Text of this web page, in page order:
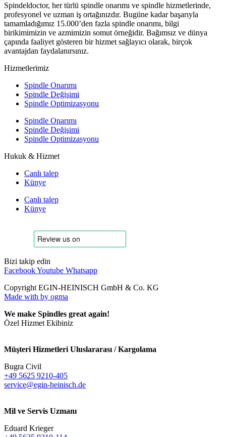
Spindeldoctor, her türlü spindle onarımı ve spindle hizmetlerinde,
profesyonel ve uzman iş ortağınızdır. Bugüne kadar başarıyla
tamamladığımız 15.000’den fazla spindle onarımı, bilgi
birikimimizin ve azmimizin somut örneğidir. Bağımsız ve dünya
çapında faaliyet gösteren bir hizmet sağlayıcı olarak, birçok
avantajdan faydalanırsınız.
Hizmetlerimiz
Spindle Onarımı
Spindle Değişimi
Spindle Optimizasyonu
Spindle Onarımı
Spindle Değişimi
Spindle Optimizasyonu
Hukuk & Hizmet
Canlı talep
Künye
Canlı talep
Künye
Bizi takip edin
FacebookYoutube Whatsapp
Copyright EGIN-HEINISCH GmbH & Co. KG
Made with by ogma
We make Spindles great again!
Özel Hizmet Ekibiniz
Müşteri Hizmetleri Uluslararası / Kargolama
Bugra Civil
+49 5625 9210-405
service@egin-heinisch.de
Mil ve Servis Uzmanı
Eduard Krieger